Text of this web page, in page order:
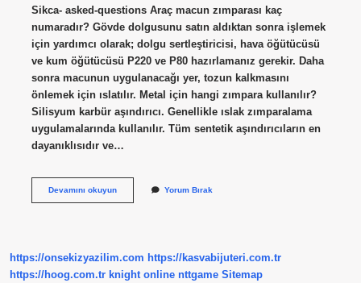
Sikca- asked-questions Araç macun zımparası kaç
numaradır? Gövde dolgusunu satın aldıktan sonra işlemek
için yardımcı olarak; dolgu sertleştiricisi, hava öğütücüsü
ve kum öğütücüsü P220 ve P80 hazırlamanız gerekir. Daha
sonra macunun uygulanacağı yer, tozun kalkmasını
önlemek için ıslatılır. Metal için hangi zımpara kullanılır?
Silisyum karbür aşındırıcı. Genellikle ıslak zımparalama
uygulamalarında kullanılır. Tüm sentetik aşındırıcıların en
dayanıklısıdır ve…
Devamını okuyunÇelik
Yorum Bırak
https://onsekizyazilim.com https://kasvabijuteri.com.tr
https://hoog.com.tr knight online nttgame Sitemap